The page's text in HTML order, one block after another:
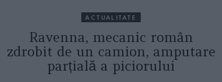
ACTUALITATE
Ravenna, mecanic român
zdrobit de un camion, amputare
parțială a piciorului